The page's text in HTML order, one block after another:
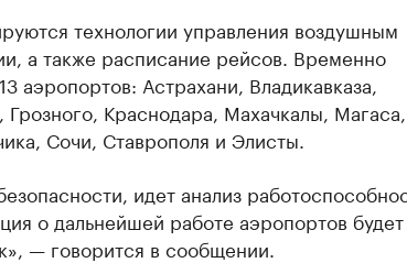
технологии управления воздушным
а также расписание рейсов. Временно
аэропортов: Астрахани, Владикавказа,
Грозного, Краснодара, Махачкалы, Магаса,
Сочи, Ставрополя и Элисты.
идет анализ
о дальнейшей работе аэропортов будет
— говорится в сообщении.